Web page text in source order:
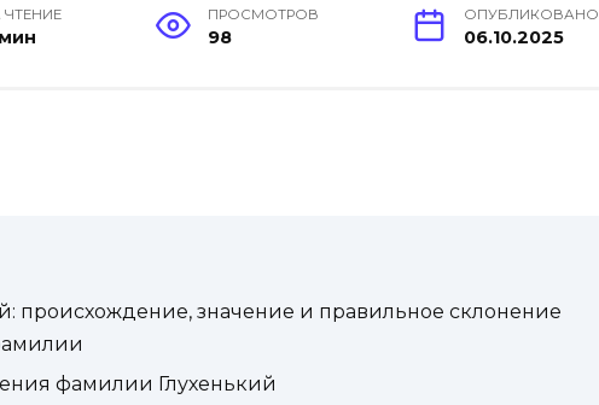
ЧТЕНИЕ ПРОСМОТРОВ
98
ОПУБЛИКОВАНО
06.10.2025
происхождение, значение и правильное склонение
фамилии Глухенький